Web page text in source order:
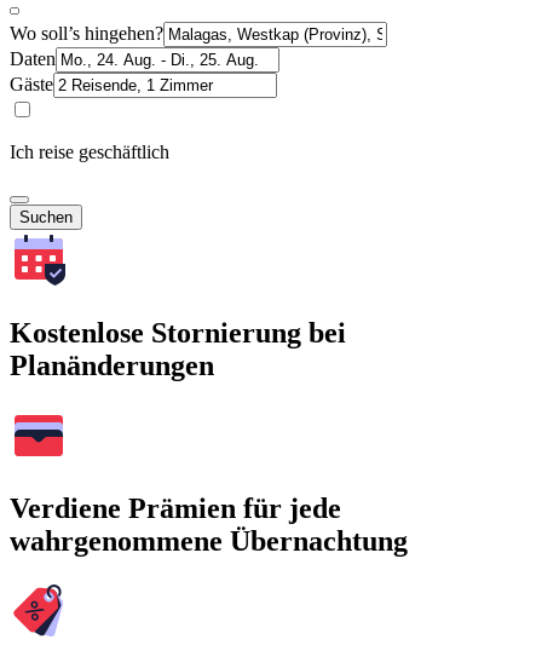
Wo soll’s hingehen?
Daten
Gäste
Ich reise geschäftlich
Suchen
Kostenlose Stornierung bei
Planänderungen
Verdiene Prämien für jede
wahrgenommene Übernachtung